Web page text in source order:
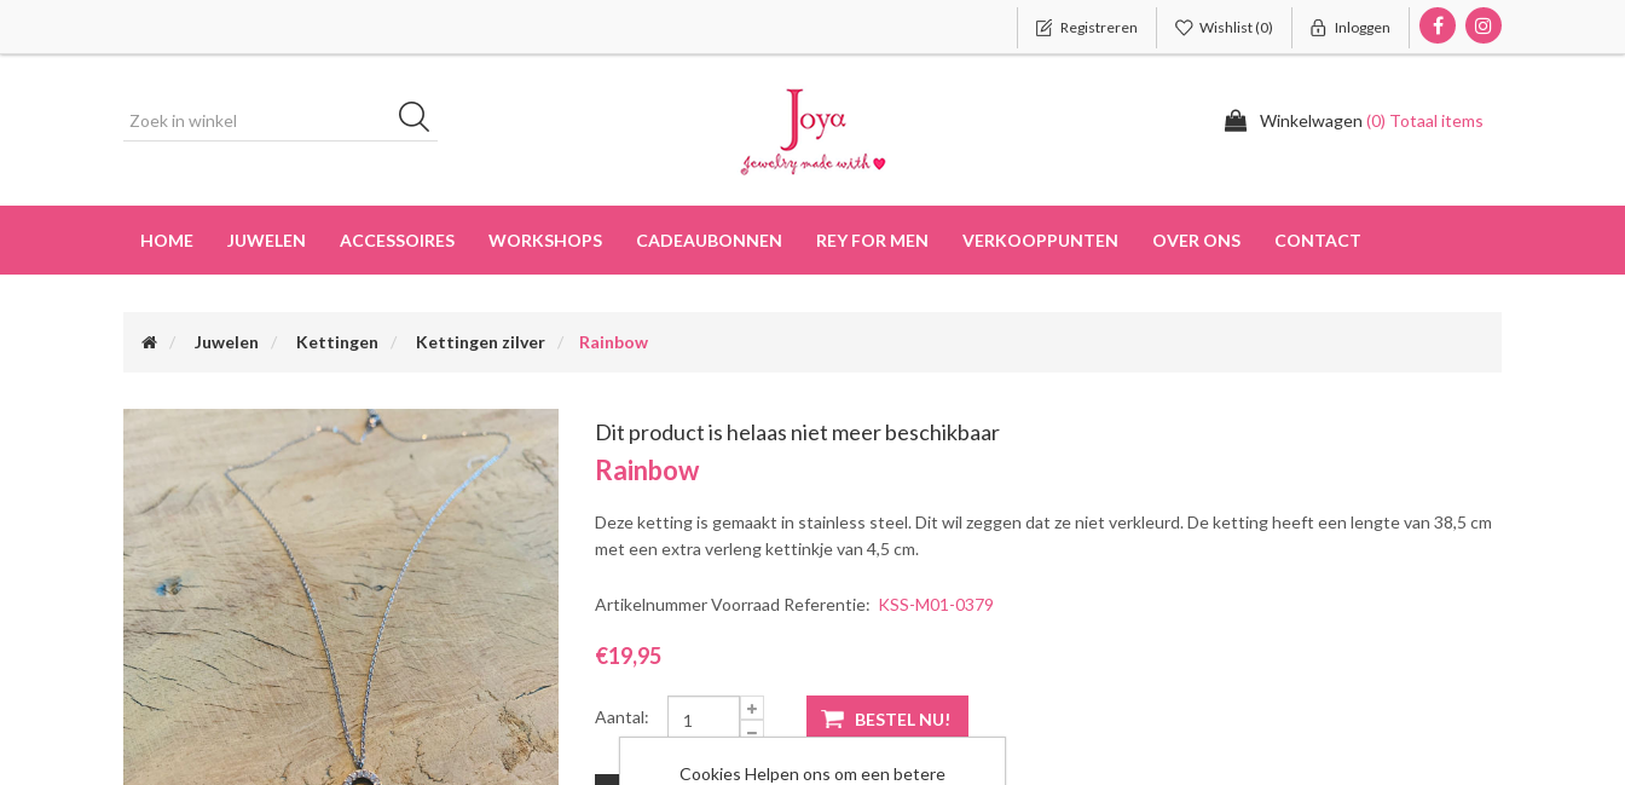
Registreren Wishlist(0) Inloggen
Winkelwagen (0) Totaal items
HOME JUWELEN ACCESSOIRES WORKSHOPS CADEAUBONNEN REY FOR MEN VERKOOPPUNTEN OVER ONS CONTACT
Juwelen Kettingen Kettingen zilver Rainbow
Dit product is helaas niet meer beschikbaar
Rainbow
Deze ketting is gemaakt in stainless steel. Dit wil zeggen dat ze niet verkleurd. De ketting heeft een lengte van 38,5 cm
met een extra verleng kettinkje van 4,5 cm.
Artikelnummer Voorraad Referentie: KSS-M01-0379
€19,95
Aantal:
Cookies Helpen ons om een betere